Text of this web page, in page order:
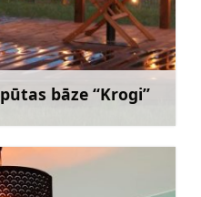
bāze “Krogi”
Uzzināt vairāk